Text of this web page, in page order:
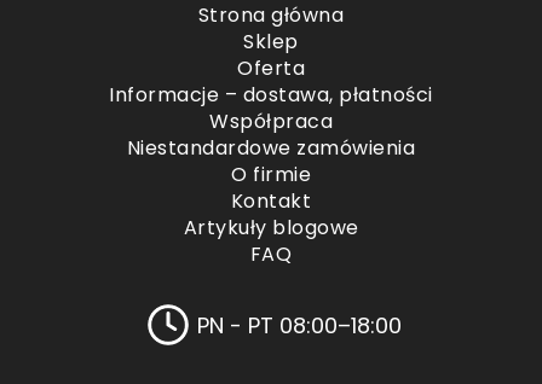
Strona główna
Sklep
Oferta
Informacje – dostawa, płatności
Współpraca
Niestandardowe zamówienia
O firmie
Kontakt
Artykuły blogowe
FAQ
PN - PT 08:00–18:00